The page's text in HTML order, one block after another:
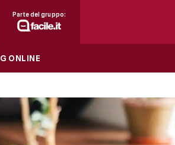
ONLINE
Parte del gruppo: